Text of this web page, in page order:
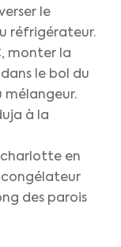
le
réfrigérateur.
monter la
le bol du
à la
charlotte en
congélateur
des parois